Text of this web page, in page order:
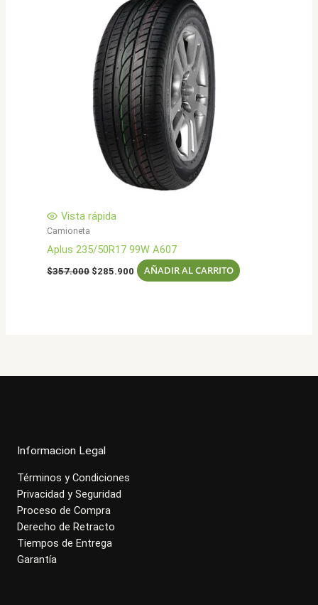
Vista rápida
Camioneta
Aplus 235/50R17 99W A607
$357.000 El
$285.900 El
precio
AÑADIR AL CARRITO
Informacion Legal
Términos y Condiciones
Privacidad y Seguridad
Proceso de Compra
Derecho de Retracto
Tiempos de Entrega
Garantía